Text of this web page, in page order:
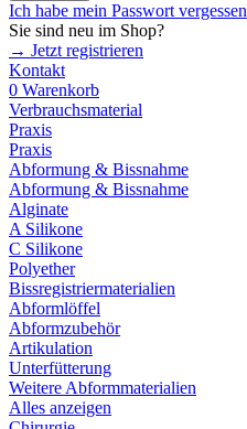
Ich habe mein Passwort vergessen
Sie sind neu im Shop?
→ Jetzt registrieren
Kontakt
0 Warenkorb
Verbrauchsmaterial
Praxis
Praxis
Abformung & Bissnahme
Abformung & Bissnahme
Alginate
A Silikone
C Silikone
Polyether
Bissregistriermaterialien
Abformlöffel
Abformzubehör
Artikulation
Unterfütterung
Weitere Abformmaterialien
Alles anzeigen